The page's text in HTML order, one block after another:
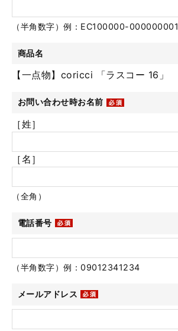
（半角数字）例：EC100000-000000001
商品名
【一点物】coricci 「ラスコー 16」
お問い合わせ時お名前
［姓］
［名］
（全角）
電話番号
（半角数字）例：09012341234
メールアドレス